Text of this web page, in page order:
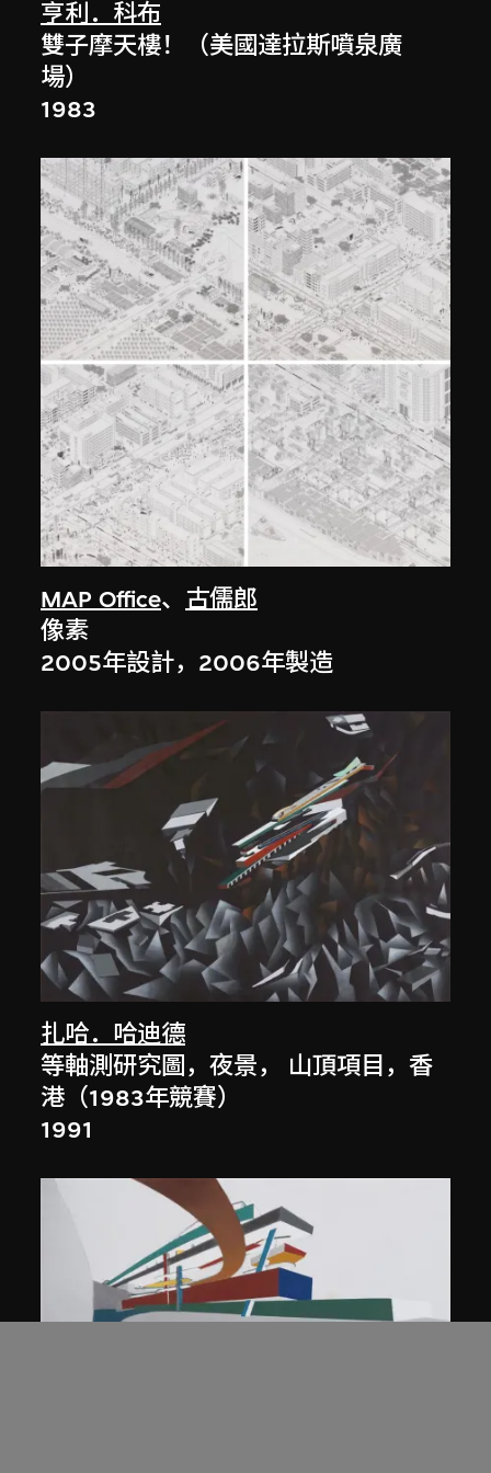
亨利．科布
雙子摩天樓！（美國達拉斯噴泉廣
場）
1983
MAP Office、 古儒郎
像素
2005年設計，2006年製造
扎哈．哈迪德
等軸測研究圖，夜景， 山頂項目，香
港（1983年競賽）
1991